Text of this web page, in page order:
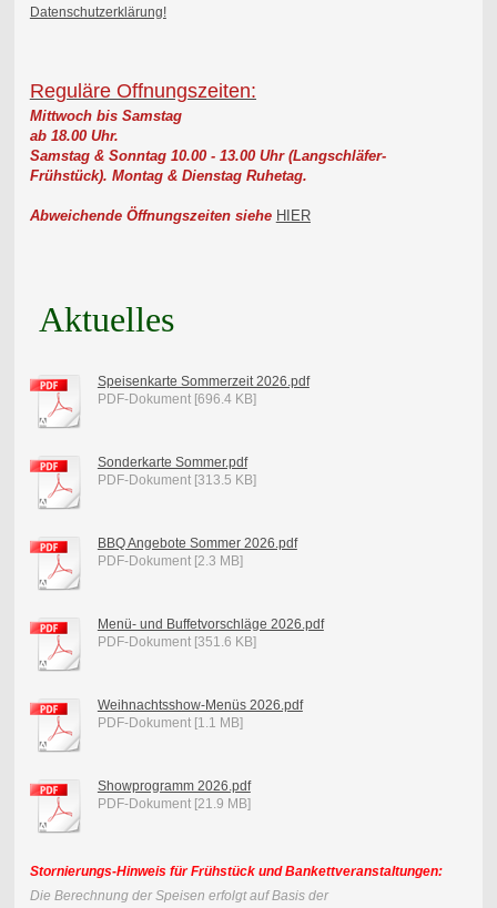
Datenschutzerklärung!
Reguläre Offnungszeiten:
Mittwoch bis Samstag
ab 18.00 Uhr.
Samstag & Sonntag 10.00 - 13.00 Uhr (Langschläfer-
Frühstück). Montag & Dienstag Ruhetag.
Abweichende Öffnungszeiten siehe HIER
Aktuelles
Speisenkarte Sommerzeit 2026.pdf
PDF-Dokument [696.4 KB]
Sonderkarte Sommer.pdf
PDF-Dokument [313.5 KB]
BBQ Angebote Sommer 2026.pdf
PDF-Dokument [2.3 MB]
Menü- und Buffetvorschläge 2026.pdf
PDF-Dokument [351.6 KB]
Weihnachtsshow-Menüs 2026.pdf
PDF-Dokument [1.1 MB]
Showprogramm 2026.pdf
PDF-Dokument [21.9 MB]
Stornierungs-Hinweis für Frühstück und Bankettveranstaltungen:
Die Berechnung der Speisen erfolgt auf Basis der